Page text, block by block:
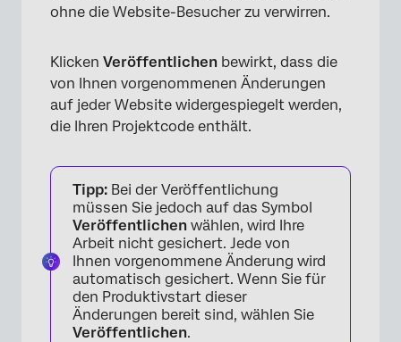
×
ohne die Website-Besucher zu verwirren.
Klicken Veröffentlichen bewirkt, dass die
von Ihnen vorgenommenen Änderungen
auf jeder Website widergespiegelt werden,
die Ihren Projektcode enthält.
Tipp: Bei der Veröffentlichung
müssen Sie jedoch auf das Symbol
Veröffentlichen wählen, wird Ihre
Arbeit nicht gesichert. Jede von
Ihnen vorgenommene Änderung wird
automatisch gesichert. Wenn Sie für
den Produktivstart dieser
Änderungen bereit sind, wählen Sie
Veröffentlichen.